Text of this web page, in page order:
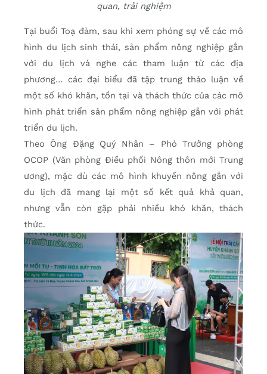
quan, trải nghiệm
Tại buổi Toạ đàm, sau khi xem phóng sự về các mô
hình du lịch sinh thái, sản phẩm nông nghiệp gắn
với du lịch và nghe các tham luận từ các địa
phương… các đại biểu đã tập trung thảo luận về
một số khó khăn, tồn tại và thách thức của các mô
hình phát triển sản phẩm nông nghiệp gắn với phát
triển du lịch.
Theo Ông Đặng Quý Nhân – Phó Trưởng phòng
OCOP (Văn phòng Điều phối Nông thôn mới Trung
ương), mặc dù các mô hình khuyến nông gắn với
du lịch đã mang lại một số kết quả khả quan,
nhưng vẫn còn gặp phải nhiều khó khăn, thách
thức.